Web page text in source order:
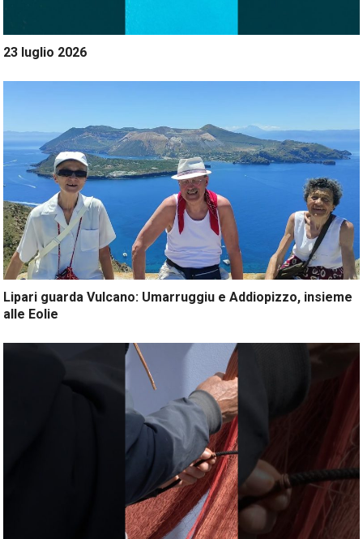
23 luglio 2026
Lipari guarda Vulcano: Umarruggiu e Addiopizzo, insieme
alle Eolie